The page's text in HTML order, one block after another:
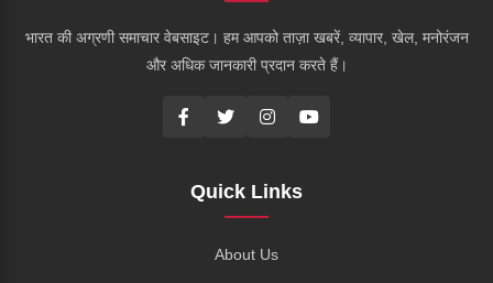
भारत की अग्रणी समाचार वेबसाइट। हम आपको ताज़ा खबरें, व्यापार, खेल, मनोरंजन
और अधिक जानकारी प्रदान करते हैं।
Quick Links
About Us